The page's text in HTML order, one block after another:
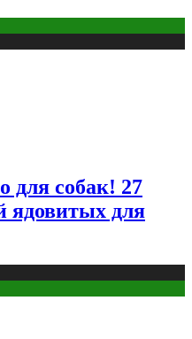
для собак! 27
ядовитых для